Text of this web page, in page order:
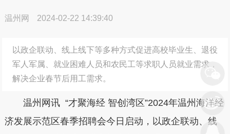
温州网 2024-02-22 14:39:40
以政企联动、线上线下等多种方式促进高校毕业生、退役
军人军属、就业困难人员和农民工等求职人员就业需求，
解决企业春节后用工需求。
温州网讯 “才聚海经 智创湾区”2024年温州海洋经
济发展示范区春季招聘会今日启动，以政企联动、线